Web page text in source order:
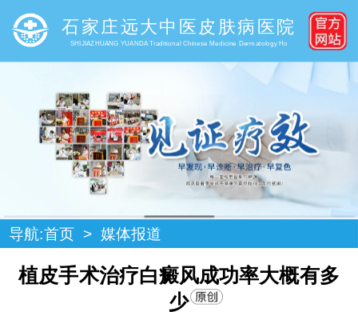
石家庄远大中医皮肤病医院
SHIJIAZHUANG YUANDA Traditional Chinese Medicine Dermatology Ho
导航:首页 > 媒体报道
植皮手术治疗白癜风成功率大概有多
少